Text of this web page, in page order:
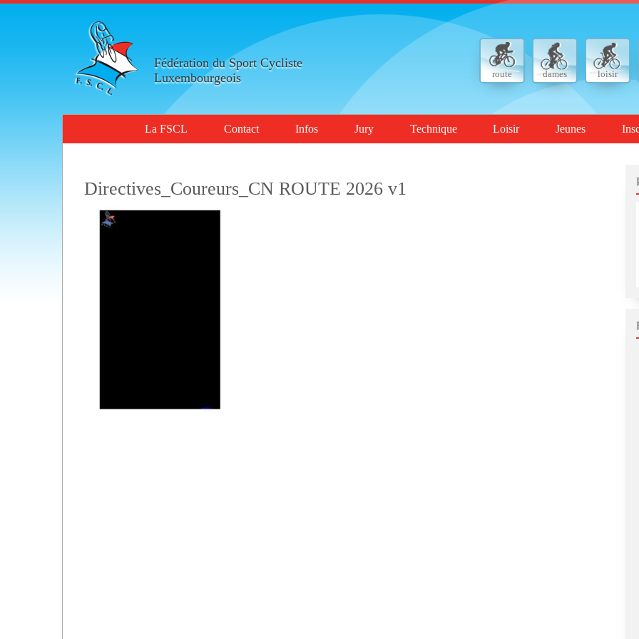
Fédération du Sport Cycliste
Luxembourgeois
route dames loisir
La FSCL Contact Infos Jury Technique Loisir Jeunes
Directives_Coureurs_CN ROUTE 2026 v1